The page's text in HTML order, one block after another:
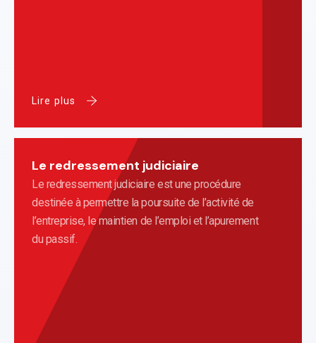
Lire plus
Le redressement judiciaire
Le redressement judiciaire est une procédure
destinée à permettre la poursuite de l’activité de
l’entreprise, le maintien de l’emploi et l’apurement
du passif.